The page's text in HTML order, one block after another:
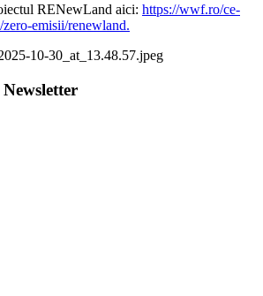
RENewLand aici: https://wwf.ro/ce-
emisii/renewland.